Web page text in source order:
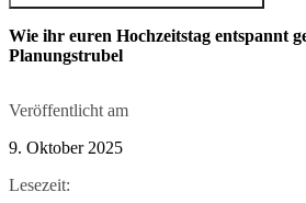
Wie ihr euren Hochzeitstag entspannt
Planungstrubel
Veröffentlicht am
9. Oktober 2025
Lesezeit: